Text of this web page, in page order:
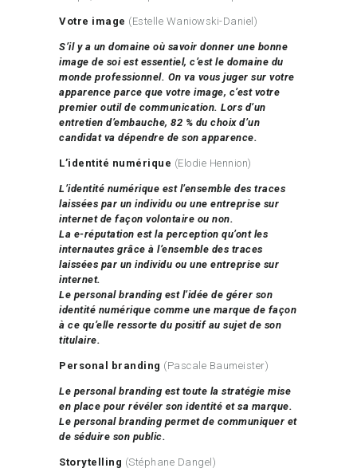
Votre image (Estelle Waniowski-Daniel)
S’il y a un domaine où savoir donner une bonne
image de soi est essentiel, c’est le domaine du
monde professionnel. On va vous juger sur votre
apparence parce que votre image, c’est votre
premier outil de communication. Lors d’un
entretien d’embauche, 82 % du choix d’un
candidat va dépendre de son apparence.
L’identité numérique (Elodie Hennion)
L’identité numérique est l’ensemble des traces
laissées par un individu ou une entreprise sur
internet de façon volontaire ou non.
La e-réputation est la perception qu’ont les
internautes grâce à l’ensemble des traces
laissées par un individu ou une entreprise sur
internet.
Le personal branding est l’idée de gérer son
identité numérique comme une marque de façon
à ce qu’elle ressorte du positif au sujet de son
titulaire.
Personal branding (Pascale Baumeister)
Le personal branding est toute la stratégie mise
en place pour révéler son identité et sa marque.
Le personal branding permet de communiquer et
de séduire son public.
Storytelling (Stéphane Dangel)